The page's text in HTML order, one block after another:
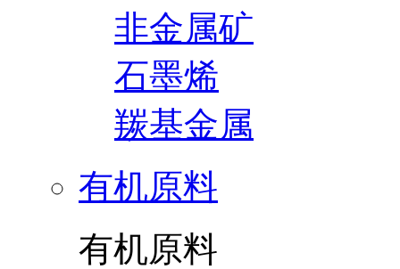
非金属矿
石墨烯
羰基金属
有机原料
有机原料